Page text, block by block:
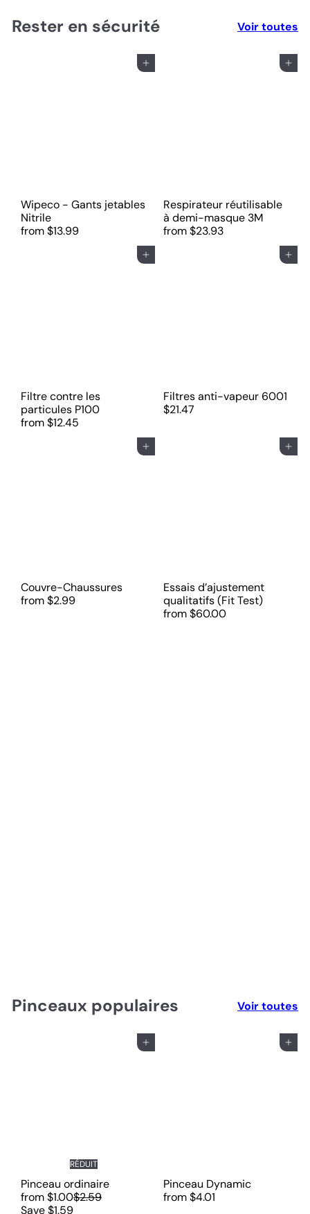
Rester en sécurité Voir toutes
Ajouter au panier
Wipeco - Gants jetables
Nitrile
from$13.99
Ajouter au panier
Respirateur réutilisable
à demi-masque 3M
from$23.93
Ajouter au panier
Filtre contre les
particules P100
from$12.45
Ajouter au panier
Filtres anti-vapeur 6001
$21.47
Ajouter au panier
Couvre-Chaussures
from$2.99
Ajouter au panier
Essais d’ajustement
qualitatifs (Fit Test)
from$60.00
Pinceaux populaires Voir toutes
Ajouter au panier
RÉDUIT
Pinceau ordinaire
from$1.00
P
r
$2.59
Save $1.59
Ajouter au panier
Pinceau Dynamic
from$4.01